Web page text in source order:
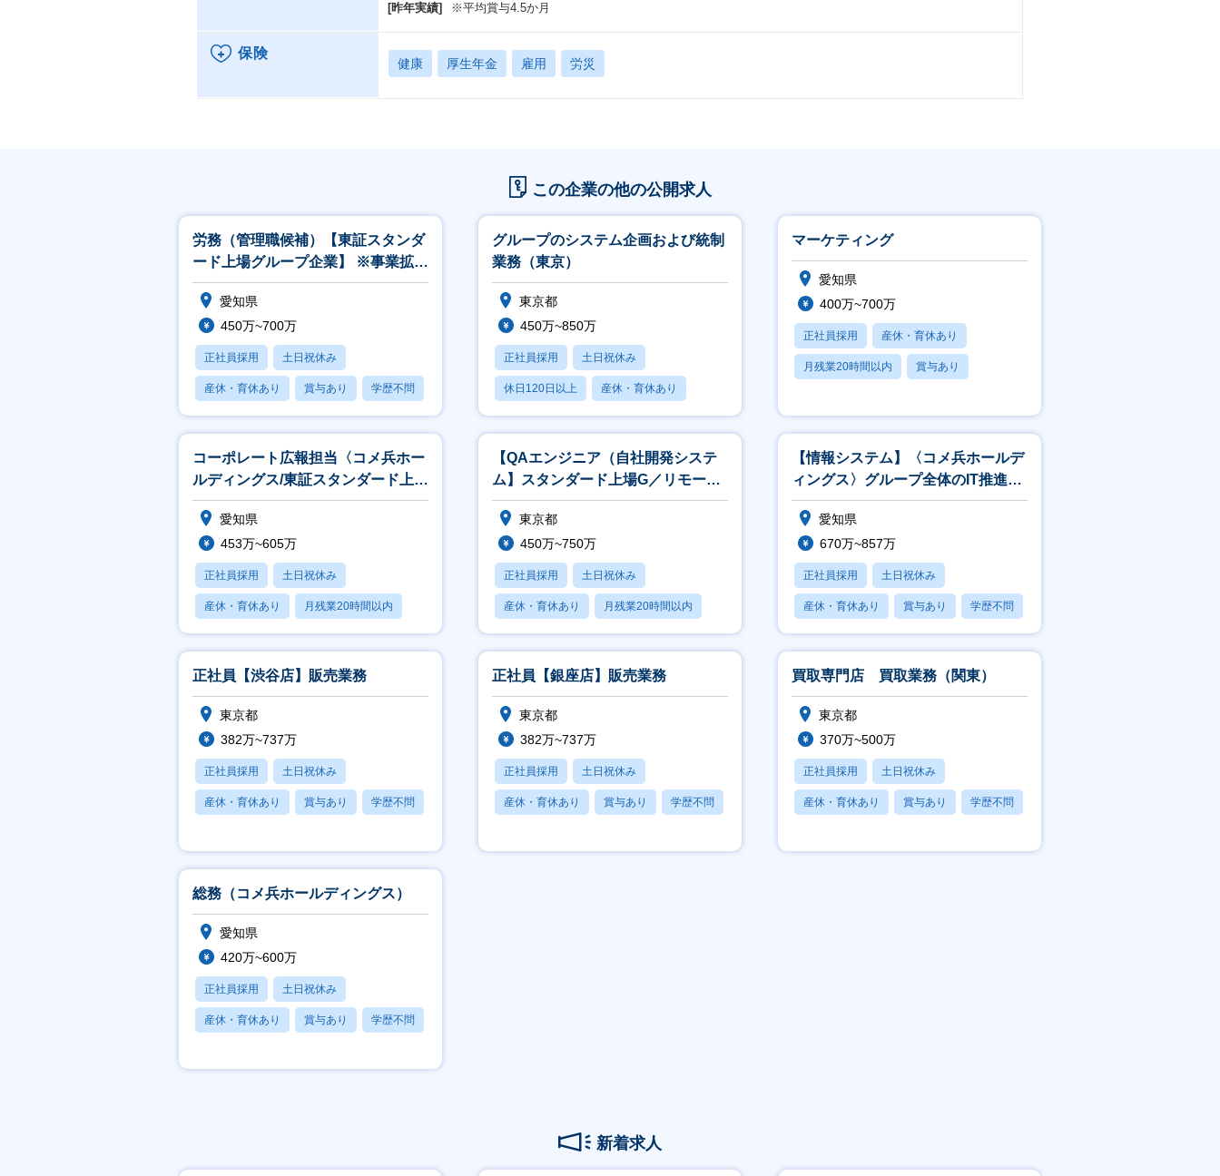
[昨年実績]
※平均賞与4.5か月
保険
健康 厚生年金 雇用 労災
この企業の他の公開求人
労務（管理職候補）【東証スタンダ
ード上場グループ企業】 ※事業拡大
に伴う増員募集
愛知県
450万~700万
正社員採用 土日祝休み
産休・育休あり 賞与あり 学歴不問
グループのシステム企画および統制
業務（東京）
東京都
450万~850万
正社員採用 土日祝休み
休日120日以上 産休・育休あり
月残業20時間以内
マーケティング
愛知県
400万~700万
正社員採用 産休・育休あり
月残業20時間以内 賞与あり
コーポレート広報担当〈コメ兵ホー
ルディングス/東証スタンダード上場
企業〉
愛知県
453万~605万
正社員採用 土日祝休み
産休・育休あり 月残業20時間以内
賞与あり
【QAエンジニア（自社開発システ
ム】スタンダード上場G／リモート
可(ハイブリッド)
東京都
450万~750万
正社員採用 土日祝休み
産休・育休あり 月残業20時間以内
賞与あり
【情報システム】〈コメ兵ホールデ
ィングス〉グループ全体のIT推進戦
略
愛知県
670万~857万
正社員採用 土日祝休み
産休・育休あり 賞与あり 学歴不問
正社員【渋谷店】販売業務
東京都
382万~737万
正社員採用 土日祝休み
産休・育休あり 賞与あり 学歴不問
正社員【銀座店】販売業務
東京都
382万~737万
正社員採用 土日祝休み
産休・育休あり 賞与あり 学歴不問
買取専門店 買取業務（関東）
東京都
370万~500万
正社員採用 土日祝休み
産休・育休あり 賞与あり 学歴不問
総務（コメ兵ホールディングス）
愛知県
420万~600万
正社員採用 土日祝休み
産休・育休あり 賞与あり 学歴不問
新着求人